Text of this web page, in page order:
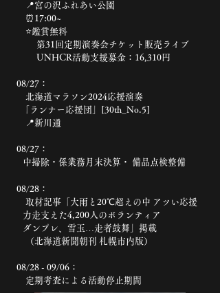
📍宮の沢ふれあい公園
⏰17:00~
⭐️鑑賞無料
第31回定期演奏会チケット販売ライブ
UNHCR活動支援募金：16,310円
08/27：
北海道マラソン2024応援演奏
「ランナー応援団」[30th_No.5]
📍新川通
08/27：
中掃除・係業務月末決算・
備品点検整備
08/28：
取材記事「大雨と20℃超えの中 アツい応援
力走支えた4,200人のボランティア
ダンプレ、雪玉…走者鼓舞」掲載
（北海道新聞朝刊 札幌市内版）
08/28 - 09/06：
定期考査による活動停止期間